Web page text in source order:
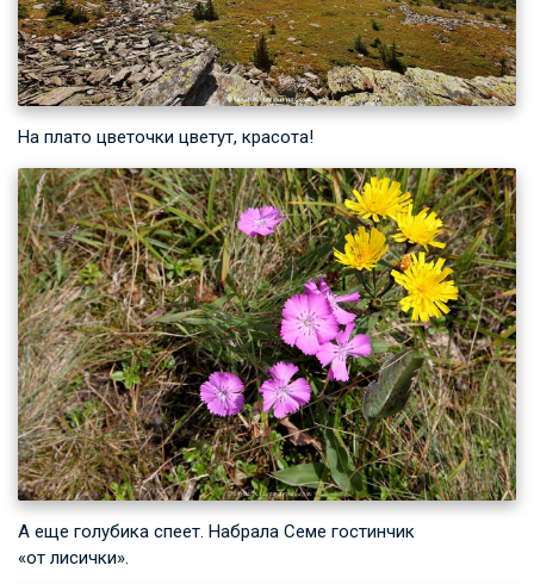
На плато цветочки цветут, красота!
А еще голубика спеет. Набрала Семе гостинчик
«от лисички».